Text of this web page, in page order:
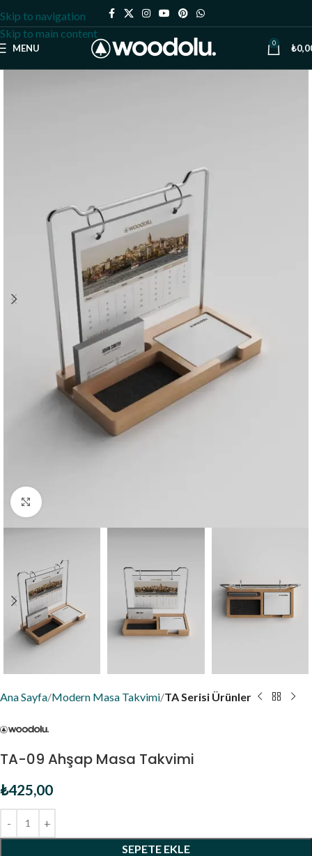
Skip to navigation
Skip to main content
MENU 0 ₺
Click to enlarge
Ana Sayfa Modern Masa Takvimi TA Serisi Ürünler
TA-09 Ahşap Masa Takvimi
₺425,00
SEPETE EKLE